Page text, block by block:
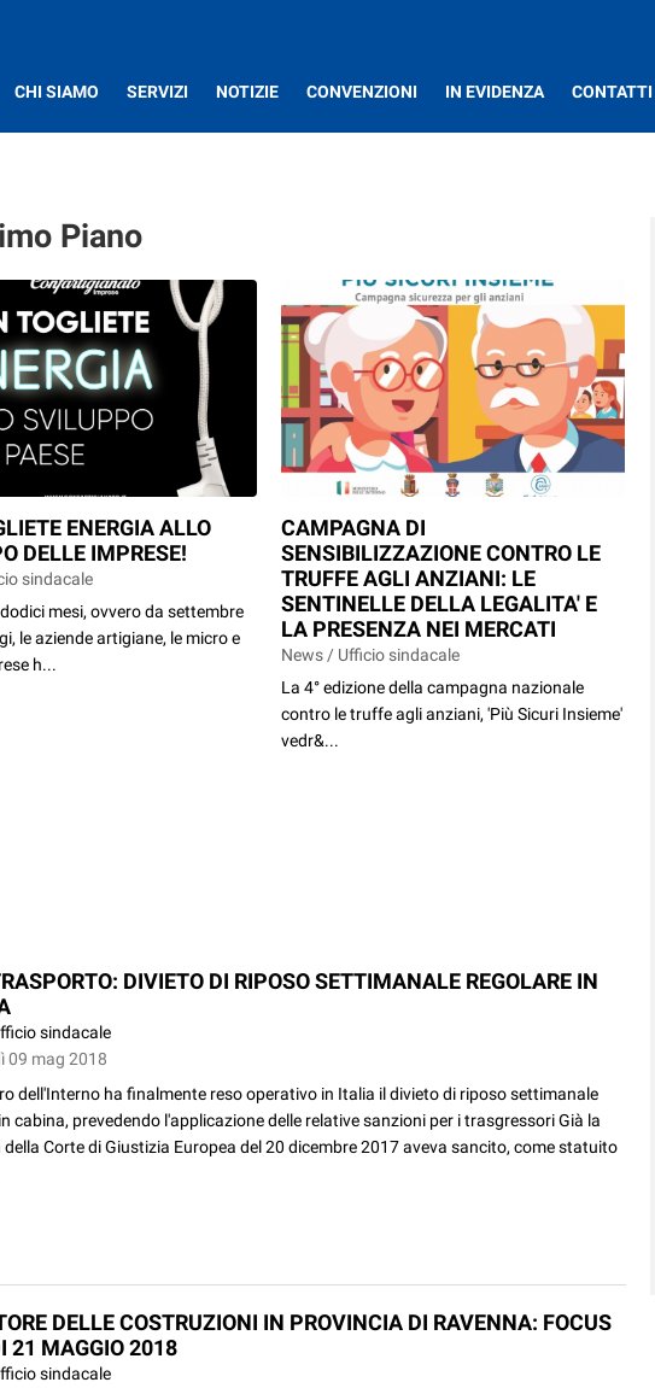
CHI SIAMO SERVIZI NOTIZIE CONVENZIONI IN EVIDENZA CONTATTI
Piano
ENERGIA ALLO
DELLE IMPRESE!
sindacale
mesi, ovvero da settembre
le aziende artigiane, le micro e
h...
CAMPAGNA DI
SENSIBILIZZAZIONE CONTRO LE
TRUFFE AGLI ANZIANI: LE
SENTINELLE DELLA LEGALITA' E
LA PRESENZA NEI MERCATI
News / Ufficio sindacale
La 4° edizione della campagna nazionale
contro le truffe agli anziani, 'Più Sicuri Insieme'
vedr&...
DIVIETO DI RIPOSO SETTIMANALE REGOLARE IN
sindacale
09 mag 2018
dell'Interno ha finalmente reso operativo in Italia il divieto di riposo settimanale
cabina, prevedendo l'applicazione delle relative sanzioni per i trasgressori Già la
della Corte di Giustizia Europea del 20 dicembre 2017 aveva sancito, come statuito
DELLE COSTRUZIONI IN PROVINCIA DI RAVENNA: FOCUS
21 MAGGIO 2018
sindacale